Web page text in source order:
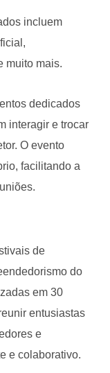
incluem
muito mais.
dedicados
interagir e trocar
O evento
facilitando a
de
do
em 30
entusiastas
e
e colaborativo.